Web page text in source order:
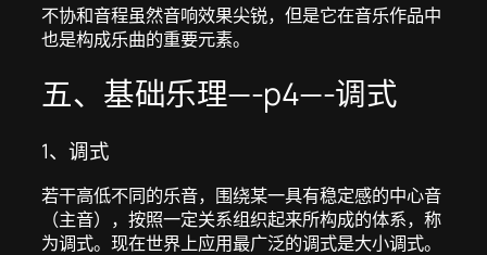
不协和音程虽然音响效果尖锐，但是它在音乐作品中
也是构成乐曲的重要元素。
五、基础乐理—-p4—-调式
1、调式
若干高低不同的乐音，围绕某一具有稳定感的中心音
（主音），按照一定关系组织起来所构成的体系，称
为调式。现在世界上应用最广泛的调式是大小调式。